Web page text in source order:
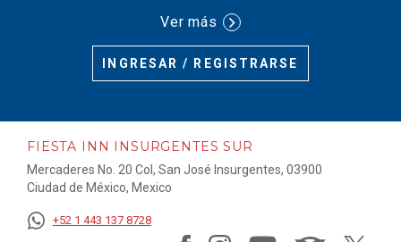
Ver más
INGRESAR / REGISTRARSE
FIESTA INN INSURGENTES SUR
Mercaderes No. 20 Col, San José Insurgentes, 03900
Ciudad de México, Mexico
+52 1 443 137 8728